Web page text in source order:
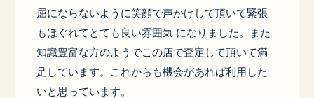
屈にならないように笑顔で声かけして頂いて緊張
もほぐれてとても良い雰囲気 になりました。また
知識豊富な方のようでこの店で査定して頂いて満
足しています。これからも機会があれば利用した
いと思っています。